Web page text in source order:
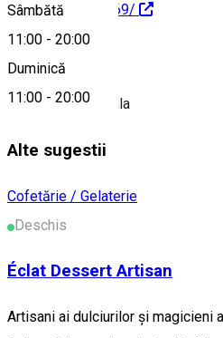
Sâmbătă
11:00 - 20:00
Duminică
11:00 - 20:00
100063620500969/
Despre
Inghetata artizanala
Alte sugestii
Cofetărie / Gelaterie
Deschis
Éclat Dessert Artisan
Artisani ai dulciurilor și magicieni